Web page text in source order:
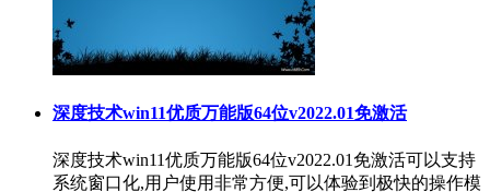
深度技术win11优质万能版64位v2022.01免激活
深度技术win11优质万能版64位v2022.01免激活可以支持
系统窗口化,用户使用非常方便,可以体验到极快的操作模